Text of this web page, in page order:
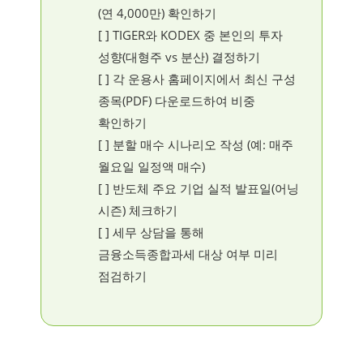
(연 4,000만) 확인하기
[ ] TIGER와 KODEX 중 본인의 투자
성향(대형주 vs 분산) 결정하기
[ ] 각 운용사 홈페이지에서 최신 구성
종목(PDF) 다운로드하여 비중
확인하기
[ ] 분할 매수 시나리오 작성 (예: 매주
월요일 일정액 매수)
[ ] 반도체 주요 기업 실적 발표일(어닝
시즌) 체크하기
[ ] 세무 상담을 통해
금융소득종합과세 대상 여부 미리
점검하기